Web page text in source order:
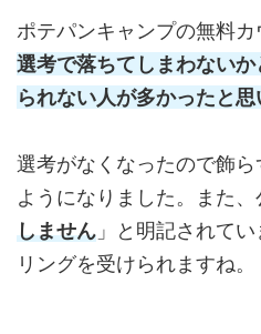
ポテパンキャンプの無料カ
選考で落ちてしまわない
られない人が多かったと思
選考がなくなったので飾
ようになりました。また
しません 」と明記されて
リングを受けられますね。